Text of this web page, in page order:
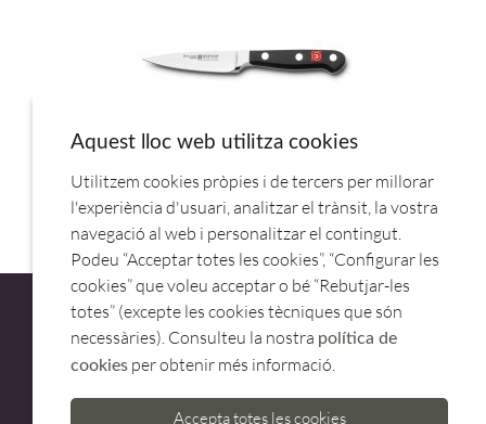
CUCHILLO MONDADOR 9CM CLASSIC 4066/09.DERIZACK
ATENCIÓ AL CLIENT
Aquest lloc web utilitza cookies
Utilitzem cookies pròpies i de tercers per millorar
l'experiència d'usuari, analitzar el trànsit, la vostra
navegació al web i personalitzar el contingut.
Podeu “Acceptar totes les cookies”, “Configurar les
cookies” que voleu acceptar o bé “Rebutjar-les
totes” (excepte les cookies tècniques que són
necessàries). Consulteu la nostra política de
cookies per obtenir més informació.
Accepta totes les cookies